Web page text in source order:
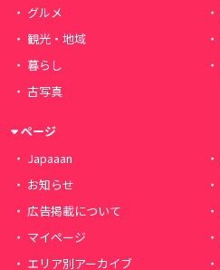
グルメ
観光・地域
暮らし
古写真
ページ
Japaaan
お知らせ
広告掲載について
マイページ
エリア別アーカイブ